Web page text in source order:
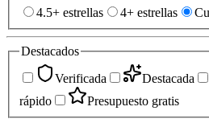
4.5+ estrellas
4+ estrellas
Destacados
Verificada
Destacada
rápido
Presupuesto gratis